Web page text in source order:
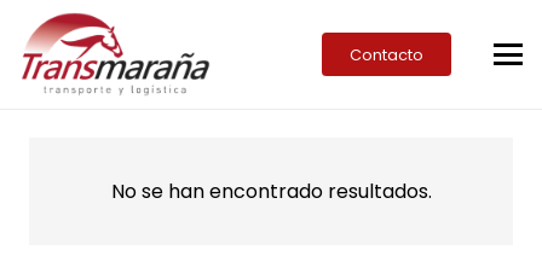
Contacto
No se han encontrado resultados.